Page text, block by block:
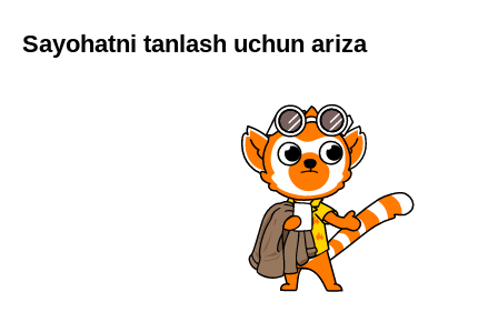
Sayohatni tanlash uchun ariza